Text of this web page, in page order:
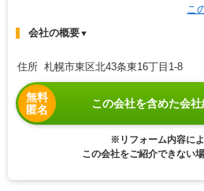
こ
会社の概要▼
住所 札幌市東区北43条東16丁目1-8
無料
匿名
この会社を含めた会
※リフォーム内容によ
この会社をご紹介できない